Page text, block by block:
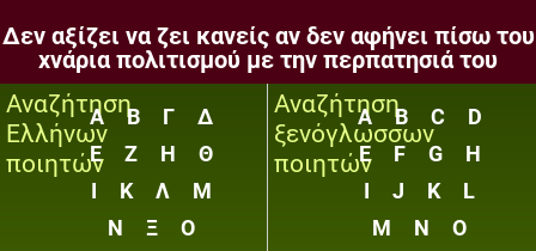
Δεν αξίζει να ζει κανείς αν δεν αφήνει πίσω του
χνάρια πολιτισμού με την περπατησιά του
Αναζήτηση
Ελλήνων
ποιητών
Α Β Γ
Δ
Ε
Ζ Η
Θ
Ι
Κ Λ
Μ
Ν
Ξ
Ο
Αναζήτηση
ξενόγλωσσων
ποιητών
A B C
D
E
F G
H
I
J K
L
M
N
O